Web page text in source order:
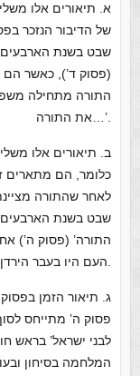
א. תיאורים אלו
של הדיבור הנזכר
שבט בשנת הארבעים
(פסוק ד’), כאשר הם
התורה מתחילה
את התורה…’.
ב. תיאורים אלו
כלומר, הם מתארים
לאחר שהתורה
שבט בשנת
התורה’ (פסוק ה’)
ג. תיאור הזמן
פסוק ה’ מתייחס
לבני ישראל’ בראש
המלחמה בסיחון